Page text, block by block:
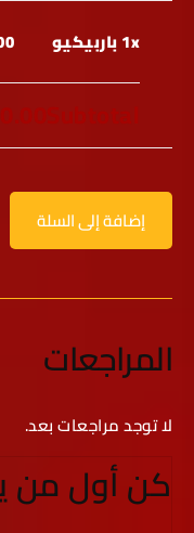
1x باربيكيو
إضافة إلى السلة
المراجعات
لا توجد مراجعات بعد.
كن أول من